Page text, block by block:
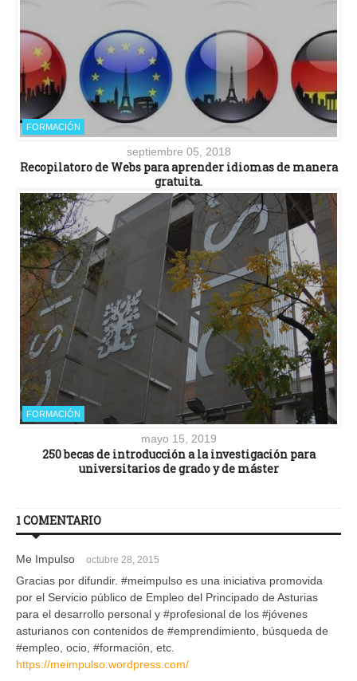
FORMACIÓN
septiembre 05, 2018
Recopilatoro de Webs para aprender idiomas de manera
gratuita.
FORMACIÓN
mayo 15, 2019
250 becas de introducción a la investigación para
universitarios de grado y de máster
1 COMENTARIO
Me Impulso octubre 28, 2015
Gracias por difundir. #meimpulso es una iniciativa promovida
por el Servicio público de Empleo del Principado de Asturias
para el desarrollo personal y #profesional de los #jóvenes
asturianos con contenidos de #emprendimiento, búsqueda de
#empleo, ocio, #formación, etc.
https://meimpulso.wordpress.com/